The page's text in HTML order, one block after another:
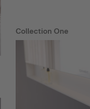
Collection One